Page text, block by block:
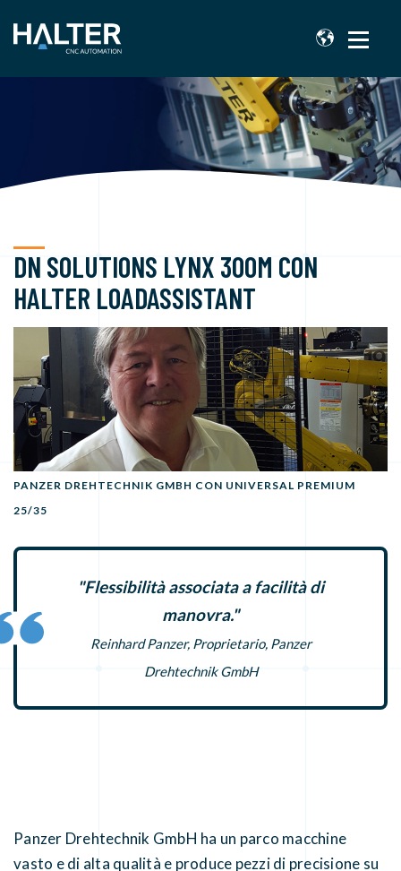
DN SOLUTIONS LYNX 300M CON
HALTER LOADASSISTANT
PANZER DREHTECHNIK GMBH CON UNIVERSAL PREMIUM
25/35
"Flessibilità associata a facilità di
manovra."
Reinhard Panzer, Proprietario, Panzer
Drehtechnik GmbH
Panzer Drehtechnik GmbH ha un parco macchine
vasto e di alta qualità e produce pezzi di precisione su